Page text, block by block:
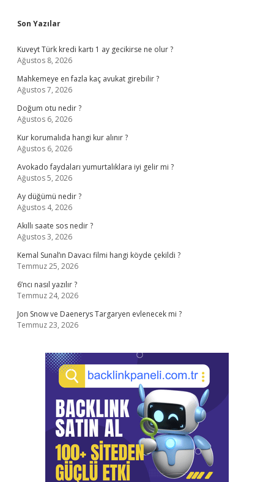
Sidebar
Son Yazılar
Kuveyt Türk kredi kartı 1 ay gecikirse ne olur ?
Ağustos 8, 2026
Mahkemeye en fazla kaç avukat girebilir ?
Ağustos 7, 2026
Doğum otu nedir ?
Ağustos 6, 2026
Kur korumalıda hangi kur alınır ?
Ağustos 6, 2026
Avokado faydaları yumurtalıklara iyi gelir mi ?
Ağustos 5, 2026
Ay düğümü nedir ?
Ağustos 4, 2026
Akıllı saate sos nedir ?
Ağustos 3, 2026
Kemal Sunal’ın Davacı filmi hangi köyde çekildi ?
Temmuz 25, 2026
6’ncı nasıl yazılır ?
Temmuz 24, 2026
Jon Snow ve Daenerys Targaryen evlenecek mi ?
Temmuz 23, 2026